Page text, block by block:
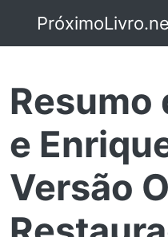
Resumo
e
Versão